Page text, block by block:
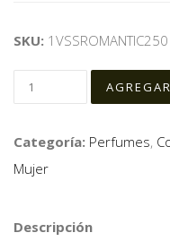
SKU: 1VSSROMANTIC250
Categoría: Perfumes,
Mujer
Descripción